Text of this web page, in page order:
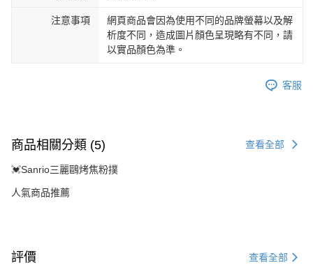
注意事項
網頁商品會因為使用不同的品牌螢幕以及解
析度不同，造成圖片顏色呈現略有不同，請
以實品顏色為準。
客服
商品相關分類 (5) 查看全部
💓Sanrio三麗鷗烤焦粉撲
人氣商品推薦
評價 查看全部